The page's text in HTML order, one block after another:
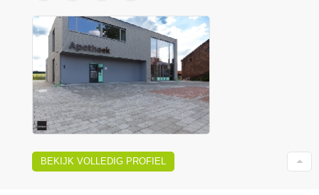
BEKIJK VOLLEDIG PROFIEL